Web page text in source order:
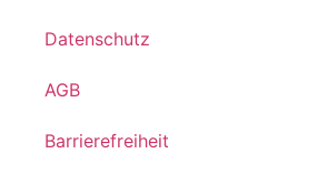
Datenschutz
AGB
Barrierefreiheit